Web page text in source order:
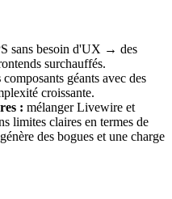
sans besoin d'UX → des
surchauffés.
composants géants avec des
croissante.
: mélanger Livewire et
limites claires en termes de
des bogues et une charge